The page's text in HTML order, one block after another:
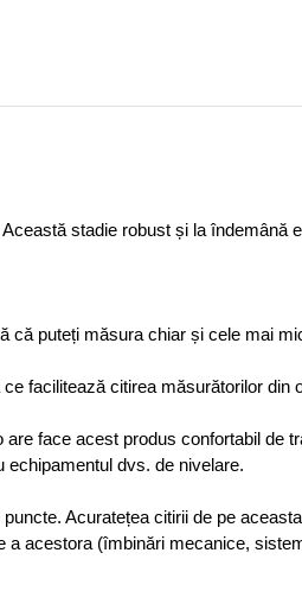
stadie robust și la îndemână
puteți măsura chiar și cele mai
facilitează citirea măsurătorilor din
face acest produs confortabil de
echipamentul dvs. de nivelare.
Acuratețea citirii de pe
a acestora (îmbinări mecanice,